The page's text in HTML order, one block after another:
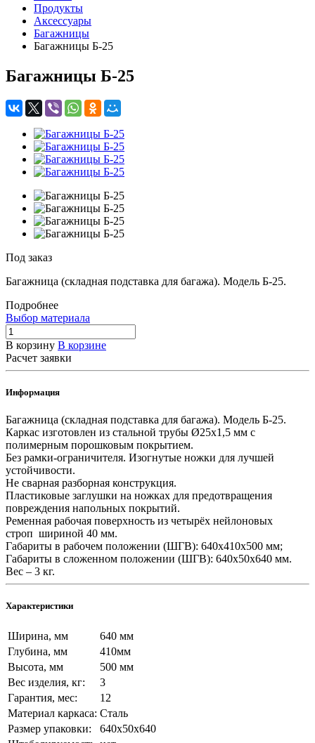
Продукты
Аксессуары
Багажницы
Багажницы Б-25
Багажницы Б-25
Под заказ
Багажница (складная подставка для багажа). Модель Б-25.
Подробнее
Выбор материала
В корзину В корзине
Расчет заявки
Информация
Багажница (складная подставка для багажа). Модель Б-25.
Каркас изготовлен из стальной трубы Ø25х1,5 мм с
полимерным порошковым покрытием.
Без рамки-ограничителя. Изогнутые ножки для лучшей
устойчивости.
Не сварная разборная конструкция.
Пластиковые заглушки на ножках для предотвращения
повреждения напольных покрытий.
Ременная рабочая поверхность из четырёх нейлоновых
строп шириной 40 мм.
Габариты в рабочем положении (ШГВ): 640х410х500 мм;
Габариты в сложенном положении (ШГВ): 640х50х640 мм.
Вес – 3 кг.
Характеристики
Ширина, мм
640 мм
Глубина, мм
410мм
Высота, мм
500 мм
Вес изделия, кг:
3
Гарантия, мес:
12
Материал каркаса: Сталь
Размер упаковки:
640х50х640